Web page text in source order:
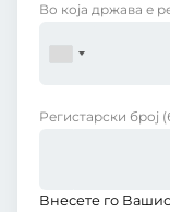
Во која држава е
Регистарски број
Внесете го